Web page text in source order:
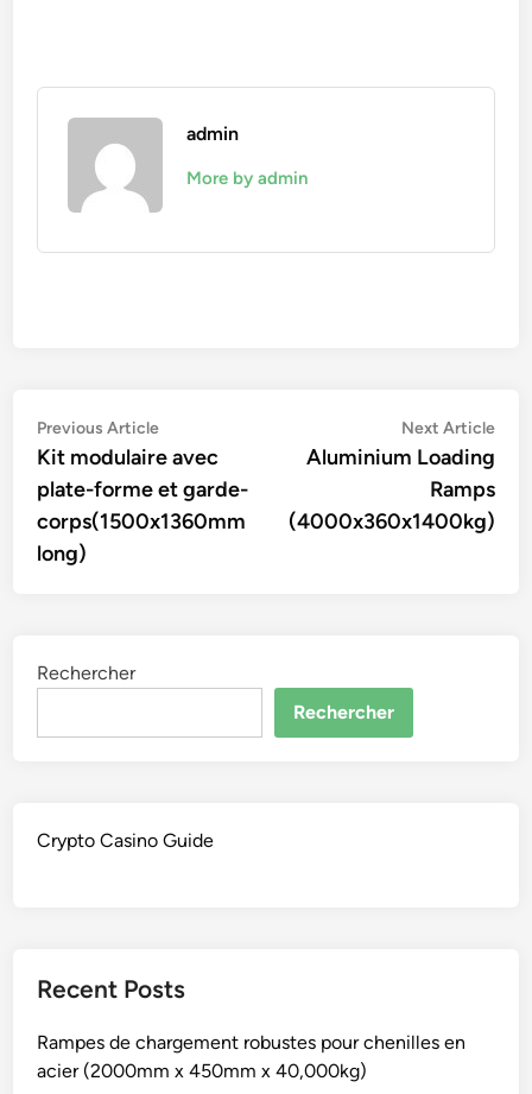
admin
More by admin
Navigation
de
l’article
Previous ArticlePrevious
article:
Kit modulaire avec
plate-forme et garde-
corps(1500x1360mm
long)
Next Article
Aluminium Loading
Ramps
(4000x360x1400kg)
Rechercher
Rechercher
Crypto Casino Guide
Recent Posts
Rampes de chargement robustes pour chenilles en
acier (2000mm x 450mm x 40,000kg)